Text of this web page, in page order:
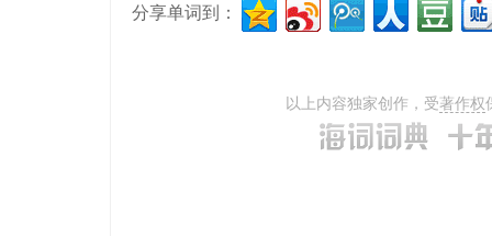
分享单词到：
以上内容独家创作，受著作权